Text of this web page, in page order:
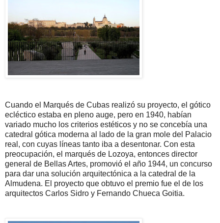
Cuando el Marqués de Cubas realizó su proyecto, el gótico
ecléctico estaba en pleno auge, pero en 1940, habían
variado mucho los criterios estéticos y no se concebía una
catedral gótica moderna al lado de la gran mole del Palacio
real, con cuyas líneas tanto iba a desentonar. Con esta
preocupación, el marqués de Lozoya, entonces director
general de Bellas Artes, promovió el año 1944, un concurso
para dar una solución arquitectónica a la catedral de la
Almudena. El proyecto que obtuvo el premio fue el de los
arquitectos Carlos Sidro y Fernando Chueca Goitia.